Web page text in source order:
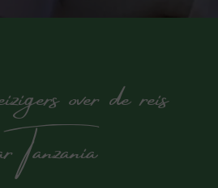
over de reis
Tanzania